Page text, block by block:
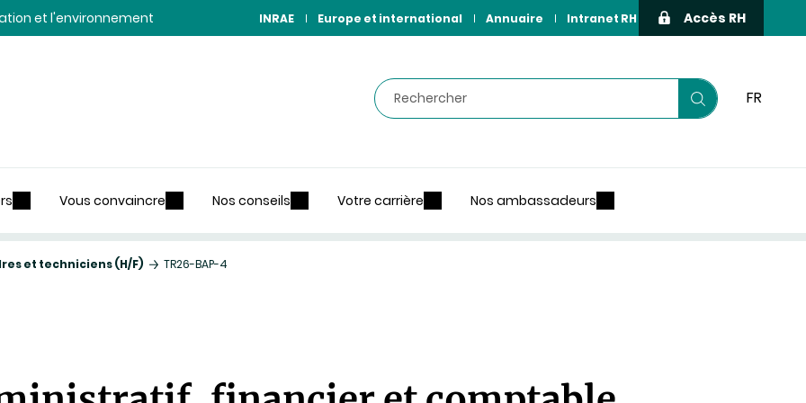
et l'environnement INRAE Europe et international Annuaire Intranet RH Accès RH
Rechercher
Lancer
FR
Vous convaincre Nos conseils Votre carrière Nos ambassadeurs
et techniciens (H/F) TR26-BAP-4